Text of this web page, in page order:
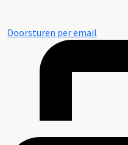
Doorsturen per email